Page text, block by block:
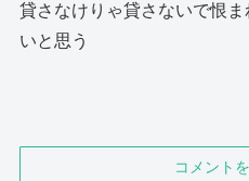
貸さなけりゃ貸さないで恨
いと思う
コメント